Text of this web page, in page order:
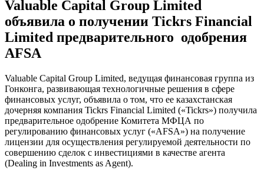
Valuable Capital Group Limited
объявила о получении Tickrs Financial
Limited предварительного одобрения
AFSA
Valuable Capital Group Limited, ведущая финансовая группа из
Гонконга, развивающая технологичные решения в сфере
финансовых услуг, объявила о том, что ее казахстанская
дочерняя компания Tickrs Financial Limited («Tickrs») получила
предварительное одобрение Комитета МФЦА по
регулированию финансовых услуг («AFSA») на получение
лицензии для осуществления регулируемой деятельности по
совершению сделок с инвестициями в качестве агента
(Dealing in Investments as Agent).